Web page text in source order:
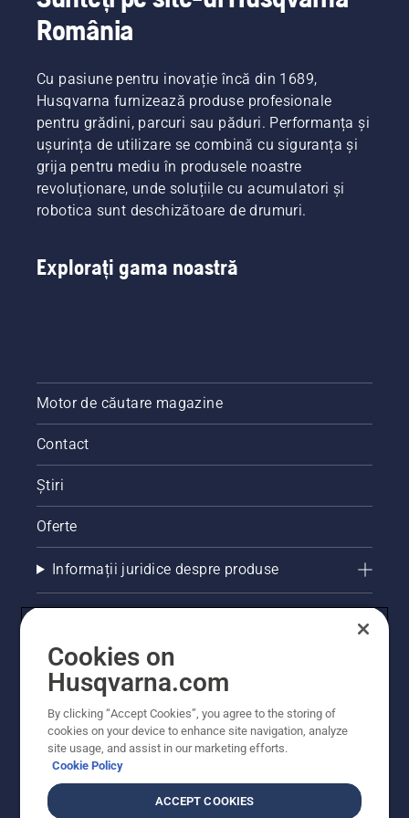
România
Cu pasiune pentru inovație încă din 1689,
Husqvarna furnizează produse profesionale
pentru grădini, parcuri sau păduri. Performanța și
ușurința de utilizare se combină cu siguranța și
grija pentru mediu în produsele noastre
revoluționare, unde soluțiile cu acumulatori și
robotica sunt deschizătoare de drumuri.
Explorați gama noastră
Motor de căutare magazine
Contact
Știri
Oferte
Informații juridice despre produse
© Husqvarna AB (publ). Toate drepturile rezervate.
Cookies on
Husqvarna.com
By clicking “Accept Cookies”, you agree to the storing of
cookies on your device to enhance site navigation, analyze
site usage, and assist in our marketing efforts.
Cookie Policy
ACCEPT COOKIES